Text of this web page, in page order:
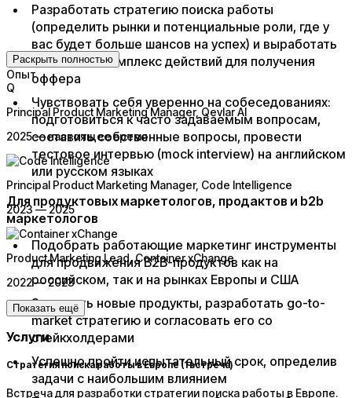
Разработать стратегию поиска работы
(определить рынки и потенциальные роли, где у
вас будет больше шансов на успех) и выработать
пошаговый комплекс действий для получения
оффера
Чувствовать себя уверенно на собеседованиях:
подготовиться к часто задаваемым вопросам,
составить собственные вопросы, провести
тестовое интервью (mock interview) на английском
или русском языках
Для продуктовых маркетологов, продактов и b2b
маркетологов
Подобрать работающие маркетинг инструменты
для продвижения B2B-продуктов как на
российском, так и на рынках Европы и США
Запустить новые продукты, разработать go-to-
market стратегию и согласовать его со
стейкхолдерами
Успешно пройти испытательный срок, определив
задачи с наибольшим влиянием
Раскрыть полностью
Опыт
Q
Principal Product Marketing Manager, Qevlar AI
2025 — настоящее время
Principal Product Marketing Manager, Code Intelligence
2023 — 2025
Product Marketing Lead, Container xChange
2022 — 2023
Показать ещё
Услуги
Cтратегия поиска работы в Европе (1 встреча)
Встреча для разработки стратегии поиска работы в Европе.